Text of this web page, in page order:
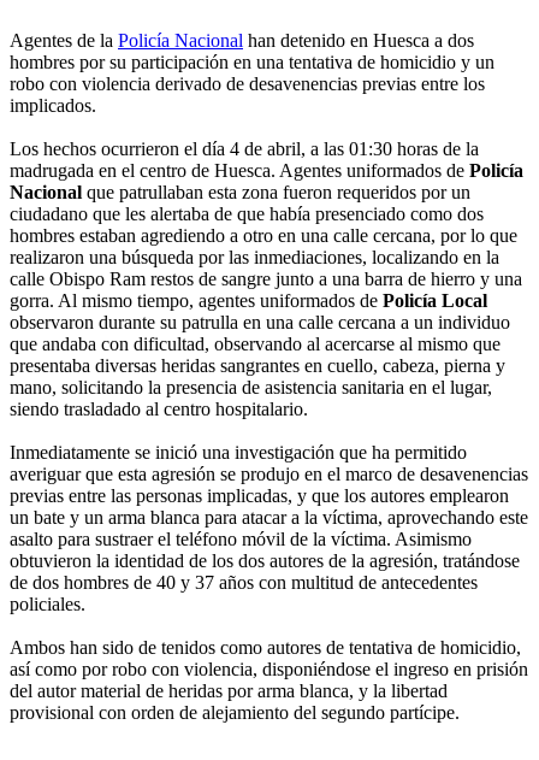
Agentes de la Policía Nacional han detenido en Huesca a dos
hombres por su participación en una tentativa de homicidio y un
robo con violencia derivado de desavenencias previas entre los
implicados.
Los hechos ocurrieron el día 4 de abril, a las 01:30 horas de la
madrugada en el centro de Huesca. Agentes uniformados de Policía
Nacional que patrullaban esta zona fueron requeridos por un
ciudadano que les alertaba de que había presenciado como dos
hombres estaban agrediendo a otro en una calle cercana, por lo que
realizaron una búsqueda por las inmediaciones, localizando en la
calle Obispo Ram restos de sangre junto a una barra de hierro y una
gorra. Al mismo tiempo, agentes uniformados de Policía Local
observaron durante su patrulla en una calle cercana a un individuo
que andaba con dificultad, observando al acercarse al mismo que
presentaba diversas heridas sangrantes en cuello, cabeza, pierna y
mano, solicitando la presencia de asistencia sanitaria en el lugar,
siendo trasladado al centro hospitalario.
Inmediatamente se inició una investigación que ha permitido
averiguar que esta agresión se produjo en el marco de desavenencias
previas entre las personas implicadas, y que los autores emplearon
un bate y un arma blanca para atacar a la víctima, aprovechando este
asalto para sustraer el teléfono móvil de la víctima. Asimismo
obtuvieron la identidad de los dos autores de la agresión, tratándose
de dos hombres de 40 y 37 años con multitud de antecedentes
policiales.
Ambos han sido de tenidos como autores de tentativa de homicidio,
así como por robo con violencia, disponiéndose el ingreso en prisión
del autor material de heridas por arma blanca, y la libertad
provisional con orden de alejamiento del segundo partícipe.